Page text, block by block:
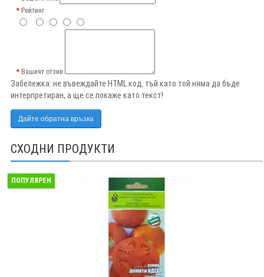
Рейтинг
Вашият отзив
Забележка: не въвеждайте HTML код, тъй като той няма да бъде
интерпретиран, а ще се покаже като текст!
Дайте обратна връзка
СХОДНИ ПРОДУКТИ
ПОПУЛЯРЕН